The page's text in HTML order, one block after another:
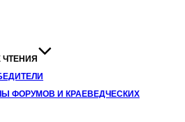
ЧТЕНИЯ
ФОРУМОВ И КРАЕВЕДЧЕСКИХ